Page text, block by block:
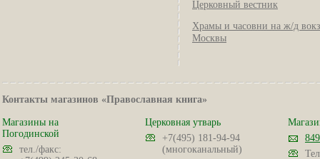
Церковный вестник
Храмы и часовни на ж/д
Москвы
Контакты магазинов «Православная книга»
Магазины на
Погодинской
тел./факс:
Церковная утварь
+7(495) 181-94-94
(многоканальный)